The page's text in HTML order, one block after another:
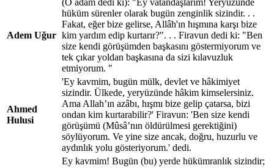
Adem Uğur
hüküm sürenler olarak bugün zenginlik sizindir. . .
Fakat, eğer bize gelirse, Allâh'ın hışmına karşı bize
kim yardım edip kurtarır?". . . Firavun dedi ki: "Ben
size kendi görüşümden başkasını göstermiyorum ve
tek çıkar yoldan başkasına da sizi kılavuzluk
etmiyorum. "
Ahmed
Hulusi
'Ey kavmim, bugün mülk, devlet ve hâkimiyet
sizindir. Ülkede, yeryüzünde hâkim kimselersiniz.
Ama Allah’ın azâbı, hışmı bize gelip çatarsa, bizi
ondan kim kurtarabilir?' Firavun: 'Ben size kendi
görüşümü (Mûsâ’nın öldürülmesi gerektiğini)
söylüyorum. Ve yine size ancak, doğru, huzurlu ve
aydınlık yolu gösteriyorum.' dedi.
Ey kavmim! Bugün (bu) yerde hükümranlık sizindir;